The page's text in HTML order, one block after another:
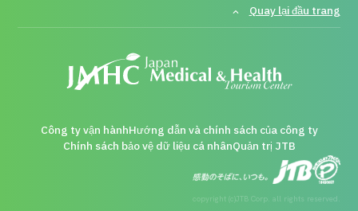
Quay lại đầu trang
Công ty vận hànhHướng dẫn và chính sách của công ty
Chính sách bảo vệ dữ liệu cá nhânQuản trị JTB
copyright (c)JTB Corp. all rights reserved.